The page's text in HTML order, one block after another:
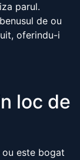
parul.
de ou
oferindu-i
loc de
ou este bogat